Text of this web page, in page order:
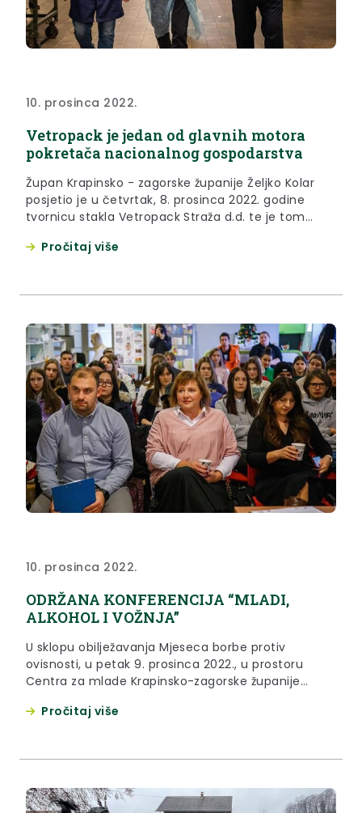
10. prosinca 2022.
Vetropack je jedan od glavnih motora
pokretača nacionalnog gospodarstva
Župan Krapinsko - zagorske županije Željko Kolar
posjetio je u četvrtak, 8. prosinca 2022. godine
tvornicu stakla Vetropack Straža d.d. te je tom
predsjednikom Uprave, Darkom Šlogarom.
Pročitaj više
10. prosinca 2022.
ODRŽANA KONFERENCIJA “MLADI,
ALKOHOL I VOŽNJA”
U sklopu obilježavanja Mjeseca borbe protiv
ovisnosti, u petak 9. prosinca 2022., u prostoru
Centra za mlade Krapinsko-zagorske županije
Pročitaj više